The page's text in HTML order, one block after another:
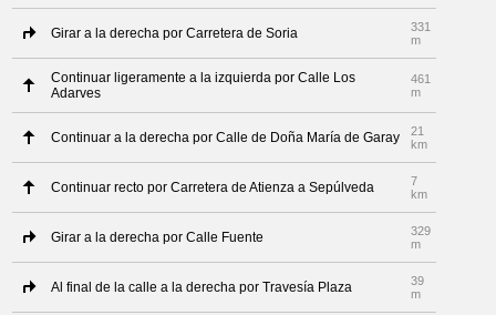
Girar a la derecha por Carretera de Soria
331
m
Continuar ligeramente a la izquierda por Calle Los
Adarves
461
m
Continuar a la derecha por Calle de Doña María de Garay
21
km
Continuar recto por Carretera de Atienza a Sepúlveda
7
km
Girar a la derecha por Calle Fuente
329
m
Al final de la calle a la derecha por Travesía Plaza
39
m